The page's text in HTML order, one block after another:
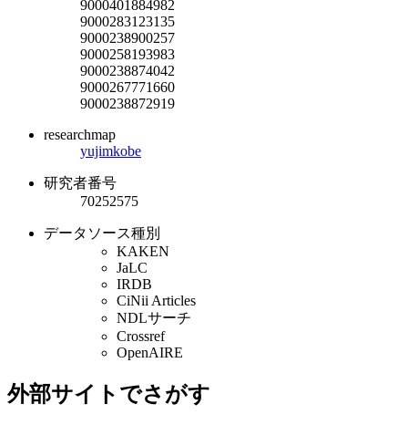
9000401884982
9000283123135
9000238900257
9000258193983
9000238874042
9000267771660
9000238872919
researchmap
yujimkobe
研究者番号
70252575
データソース種別
KAKEN
JaLC
IRDB
CiNii Articles
NDLサーチ
Crossref
OpenAIRE
外部サイトでさがす